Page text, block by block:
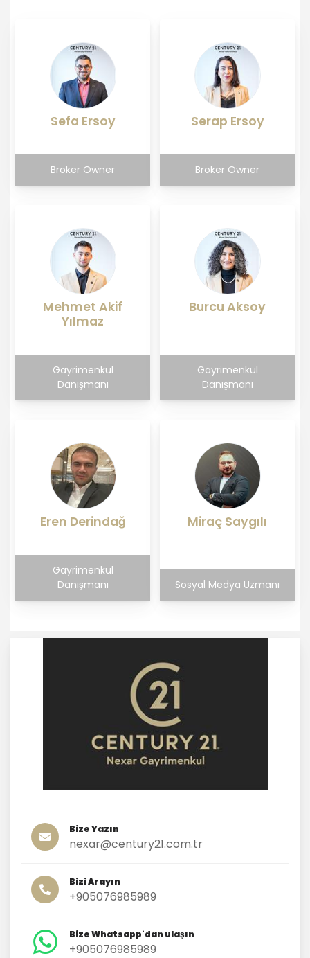
Bize Yazın
nexar@century21.com.tr
Bizi Arayın
+905076985989
Bize Whatsapp'dan ulaşın
+905076985989
Sefa Ersoy
Broker Owner
Serap Ersoy
Broker Owner
Mehmet Akif
Yılmaz
Gayrimenkul
Danışmanı
Burcu Aksoy
Gayrimenkul
Danışmanı
Eren Derindağ
Gayrimenkul
Danışmanı
Miraç Saygılı
Sosyal Medya Uzmanı